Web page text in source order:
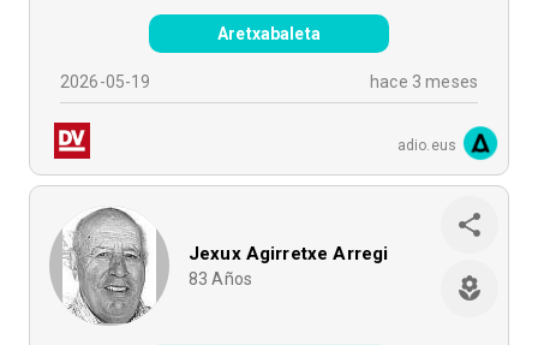
Aretxabaleta
2026-05-19 hace 3 meses
adio.eus
Jexux Agirretxe Arregi
83 Años